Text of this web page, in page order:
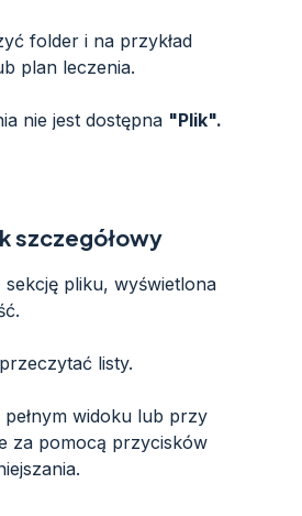
folder i na przykład
plan leczenia.
nie jest dostępna "Plik".
szczegółowy
pliku, wyświetlona
listy.
widoku lub przy
za pomocą przycisków